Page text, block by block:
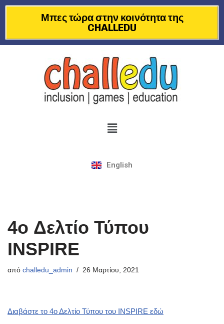
στο
Μπες τώρα στην κοινότητα της
CHALLEDU
English
4o Δελτίο Τύπου
INSPIRE
από challedu_admin 26 Μαρτίου, 2021
Διαβάστε το 4ο Δελτίο Τύπου του INSPIRE εδώ